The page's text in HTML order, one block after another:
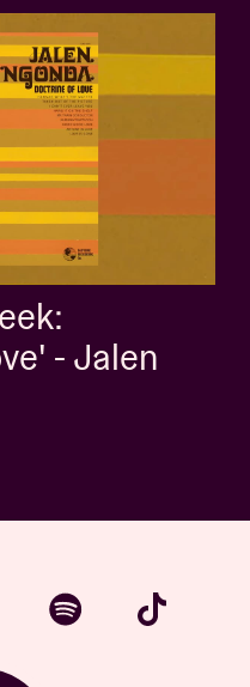
- Jalen